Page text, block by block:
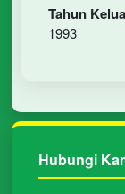
Tahun
1993
Hubungi